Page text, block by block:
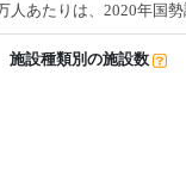
あたりは、2020年国勢
施設種類別の施設数